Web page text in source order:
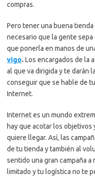
compras.
Pero tener una buena
necesario que la gente
que ponerla en manos de
vigo. Los encargados de la
al que va dirigida y te darán
conseguir que se hable de
Internet.
Internet es un mundo
hay que acotar los
quiere llegar. Así, las
de tu tienda y también al
sentido una gran campaña
limitado y tu logística no te